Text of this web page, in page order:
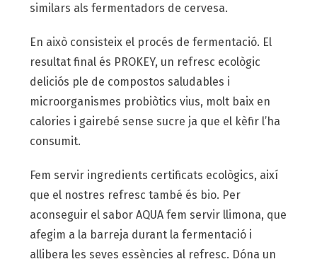
similars als fermentadors de cervesa.
En això consisteix el procés de fermentació. El
resultat final és PROKEY, un refresc ecològic
deliciós ple de compostos saludables i
microorganismes probiòtics vius, molt baix en
calories i gairebé sense sucre ja que el kèfir l’ha
consumit.
Fem servir ingredients certificats ecològics, així
que el nostres refresc també és bio. Per
aconseguir el sabor AQUA fem servir llimona, que
afegim a la barreja durant la fermentació i
allibera les seves essències al refresc. Dóna un